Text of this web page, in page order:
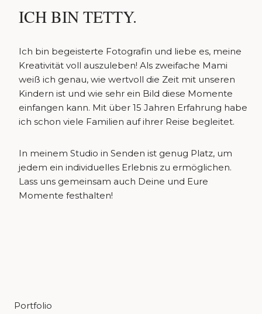
ICH BIN TETTY.
Ich bin begeisterte Fotografin und liebe es, meine
Kreativität voll auszuleben! Als zweifache Mami
weiß ich genau, wie wertvoll die Zeit mit unseren
Kindern ist und wie sehr ein Bild diese Momente
einfangen kann. Mit über 15 Jahren Erfahrung habe
ich schon viele Familien auf ihrer Reise begleitet.
In meinem Studio in Senden ist genug Platz, um
jedem ein individuelles Erlebnis zu ermöglichen.
Lass uns gemeinsam auch Deine und Eure
Momente festhalten!
Portfolio